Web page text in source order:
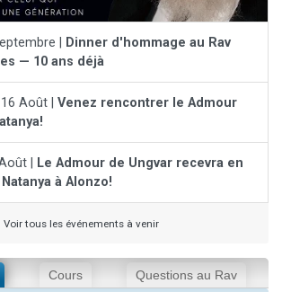
|
Dinner d'hommage au Rav
— 10 ans déjà
Août | Venez rencontrer le Admour
|
Le Admour de Ungvar recevra en
à Alonzo!
Voir tous les événements à venir
Cours Questions au Rav